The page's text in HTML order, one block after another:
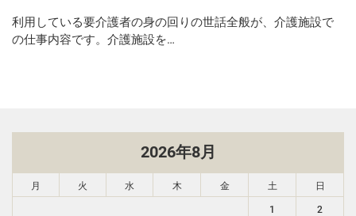
利用している要介護者の身の回りの世話全般が、介護施設で
の仕事内容です。介護施設を…
2026年8月
月 火 水 木 金 土 日
1 2